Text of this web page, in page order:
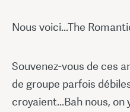
Nous voici...The
Souvenez-vous de ces
de groupe parfois
croyaient...Bah nous,